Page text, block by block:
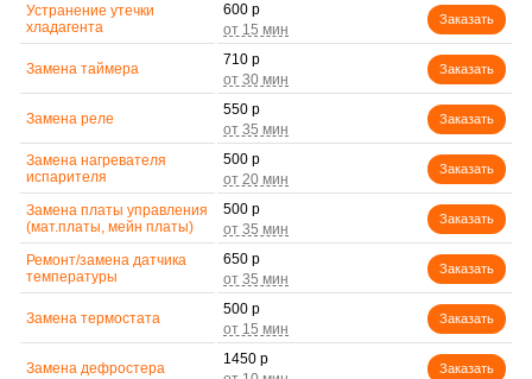
Устранение утечки
хладагента
600 р
Заказать
Замена таймера
710 р
Заказать
Замена реле
550 р
Заказать
Замена нагревателя
испарителя
500 р
Заказать
Замена платы управления
(мат.платы, мейн платы)
500 р
Заказать
Ремонт/замена датчика
температуры
650 р
Заказать
Замена термостата
500 р
Заказать
Замена дефростера
1450 р
Заказать